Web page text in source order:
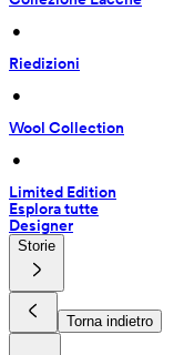
•
Riedizioni
•
Wool Collection
•
Limited Edition
Esplora tutte
Designer
Storie
Torna indietro